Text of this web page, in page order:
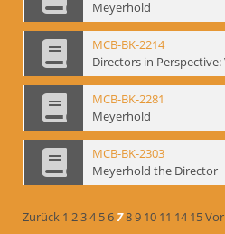
Meyerhold
MCB-BK-2214
MCB-BK-2281
Meyerhold
MCB-BK-2303
Meyerhold the Director
Zurück 1 234 56789 10 11 14 15Vor